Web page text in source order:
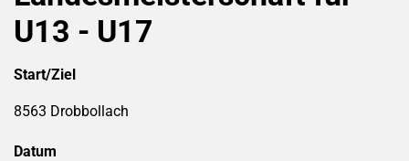
U13 - U17
Start/Ziel
8563 Drobbollach
Datum